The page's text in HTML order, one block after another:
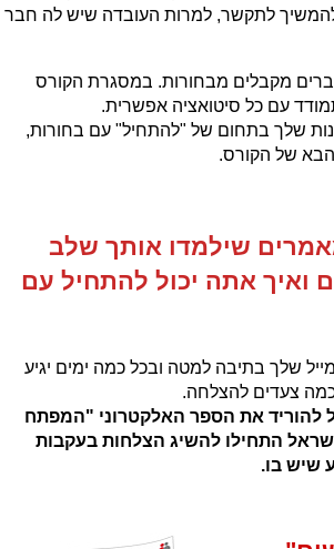
לתקשר, למרות העובדה שיש לה חבר
מקבלים מבחורות. במסגרת הקורס
עם כל סיטואציה אפשרית.
שלך בתחום של "להתחיל" עם בחורות,
של הקורס.
שילמדו אותך שלב
ואיך אתה יכול להתחיל עם
שלך בתיבה למטה ובכל כמה ימים יגיע
צעדים להצלחה.
להוריד את הספר האלקטרוני "המפתח
התחילו להשיג הצלחות בעקבות
שיש בו.